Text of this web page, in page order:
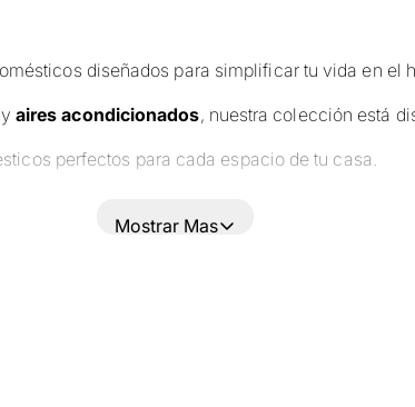
diseñados para simplificar tu vida en el
y aires acondicionados, nuestra colección está
perfectos para cada espacio de tu casa.
Mostrar Mas